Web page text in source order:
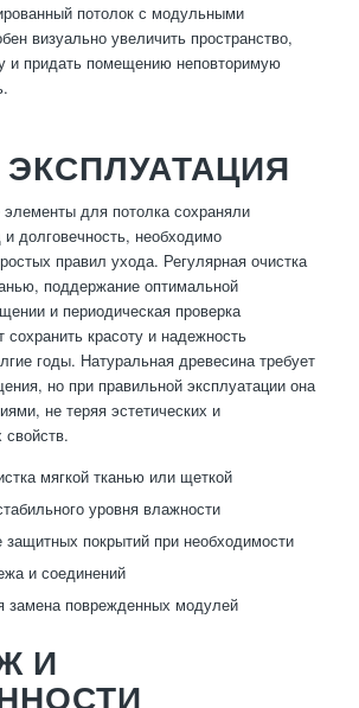
потолок с модульными
визуально увеличить пространство,
и придать помещению неповторимую
для потолка сохраняли
долговечность, необходимо
правил ухода. Регулярная очистка
поддержание оптимальной
и периодическая проверка
сохранить красоту и надежность
годы. Натуральная древесина требует
но при правильной эксплуатации она
не теряя эстетических и
свойств.
мягкой тканью или щеткой
уровня влажности
защитных покрытий при необходимости
и соединений
замена поврежденных модулей
И